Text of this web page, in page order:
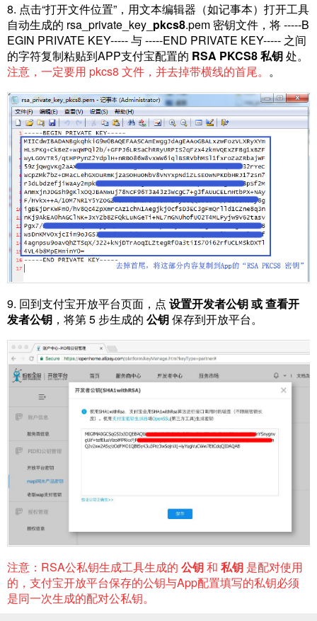
8. 点击“打开文件位置”，用文本编辑器（如记事本）打开工具
自动生成的 rsa_private_key_ pkcs8.pem 密钥文件，将 -----B
EGIN PRIVATE KEY----- 与 -----END PRIVATE KEY----- 之间
的字符复制粘贴到APP支付宝配置的 RSA PKCS8 私钥处。
注意，一定要用 pkcs8 文件，并去掉带横线的首尾。 。
9. 回到支付宝开放平台页面，点 设置开发者公钥 或 查看开
发者公钥 ，将第 5 步生成的 公钥保存到开放平台。
注意：RSA公私钥生成工具生成的 公钥和 私钥 是配对使用
的，支付宝开放平台保存的公钥与App配置填写的私钥必须
是同一次生成的配对公私钥。